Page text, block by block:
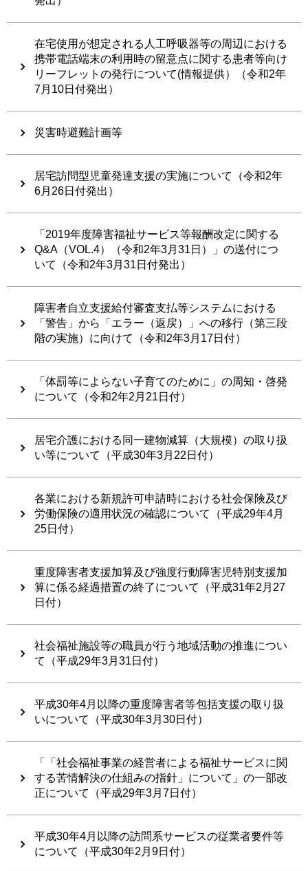
在宅使用が想定される人工呼吸器等の周辺における
携帯電話端末の利用時の留意点に関する患者等向け
リーフレットの発行について(情報提供）（令和2年
7月10日付発出）
災害時避難計画等
居宅訪問型児童発達支援の実施について（令和2年
6月26日付発出）
「2019年度障害福祉サービス等報酬改定に関する
Q&A（VOL.4）（令和2年3月31日）」の送付につ
いて（令和2年3月31日付発出）
障害者自立支援給付審査支払等システムにおける
「警告」から「エラー（返戻）」への移行（第三段
階の実施）に向けて（令和2年3月17日付）
「体罰等によらない子育てのために」の周知・啓発
について（令和2年2月21日付）
居宅介護における同一建物減算（大規模）の取り扱
い等について（平成30年3月22日付）
各業における新規許可申請時における社会保険及び
労働保険の適用状況の確認について（平成29年4月
25日付）
重度障害者支援加算及び強度行動障害児特別支援加
算に係る経過措置の終了について（平成31年2月27
日付）
社会福祉施設等の職員が行う地域活動の推進につい
て（平成29年3月31日付）
平成30年4月以降の重度障害者等包括支援の取り扱
いについて（平成30年3月30日付）
「「社会福祉事業の経営者による福祉サービスに関
する苦情解決の仕組みの指針」について」の一部改
正について（平成29年3月7日付）
平成30年4月以降の訪問系サービスの従業者要件等
について（平成30年2月9日付）